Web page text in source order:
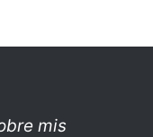
mis